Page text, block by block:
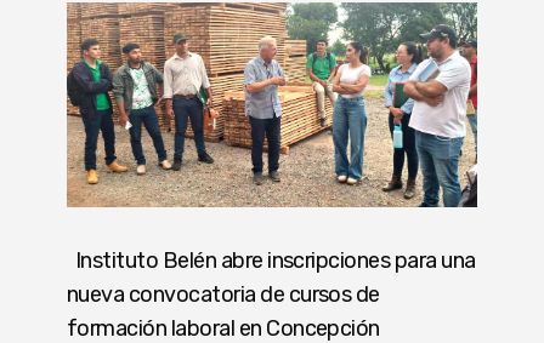
Instituto Belén abre inscripciones para una
nueva convocatoria de cursos de
formación laboral en Concepción